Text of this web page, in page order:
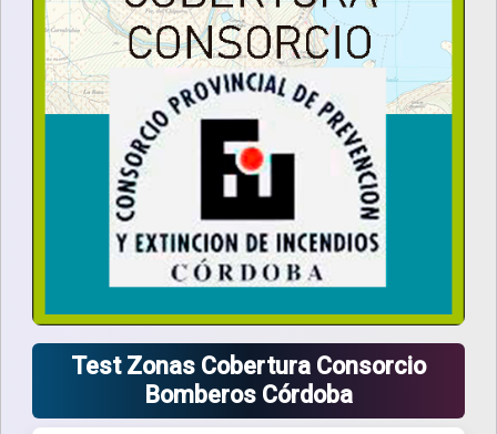
Test Zonas Cobertura Consorcio
Bomberos Córdoba